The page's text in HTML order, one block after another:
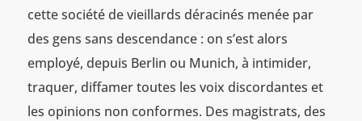
cette société de vieillards déracinés menée par
des gens sans descendance : on s’est alors
employé, depuis Berlin ou Munich, à intimider,
traquer, diffamer toutes les voix discordantes et
les opinions non conformes. Des magistrats, des